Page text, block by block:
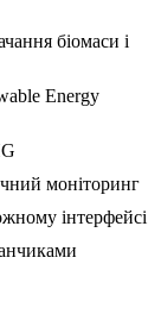
біомаси і
Energy
моніторинг
інтерфейсі